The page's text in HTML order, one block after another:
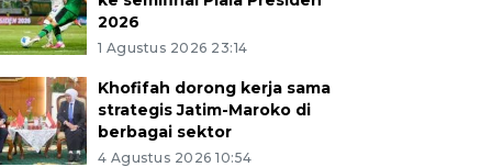
2026
1 Agustus 2026 23:14
Khofifah dorong kerja sama
strategis Jatim-Maroko di
berbagai sektor
4 Agustus 2026 10:54